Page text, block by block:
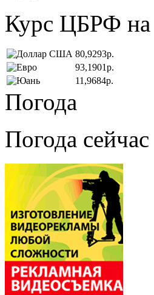
Курс ЦБРФ на
80,9293р.
93,1901р.
11,9684р.
Погода
Погода сейчас